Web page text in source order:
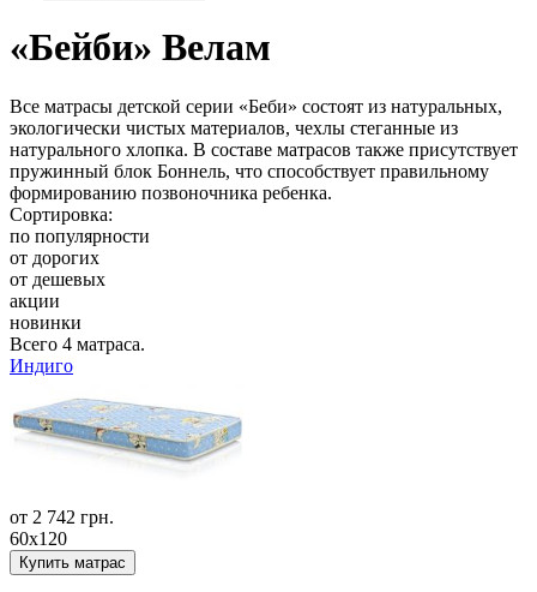
«Бейби» Велам
Все матрасы детской серии «Беби» состоят из натуральных,
экологически чистых материалов, чехлы стеганные из
натурального хлопка. В составе матрасов также присутствует
пружинный блок Боннель, что способствует правильному
формированию позвоночника ребенка.
Сортировка:
по популярности
от дорогих
от дешевых
акции
новинки
Всего 4 матраса.
Индиго
от 2 742 грн.
60x120
Купить матрас